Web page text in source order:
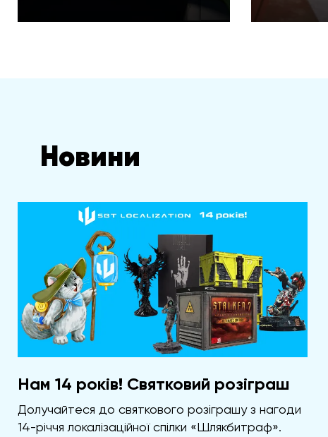
Новини
Нам 14 років! Святковий розіграш
Долучайтеся до святкового розіграшу з нагоди
14-річчя локалізаційної спілки «Шлякбитраф».